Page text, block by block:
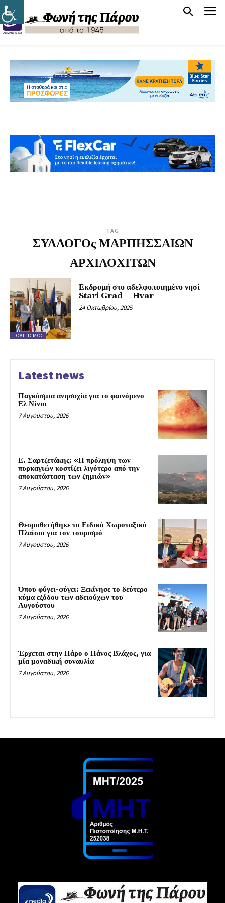
TAG
ΣΥΛΛΟΓΟς ΜΑΡΠΗΣΣΑΙΩΝ
ΑΡΧΙΛΟΧΙΤΩΝ
ΠΟΛΙΤΙΣΜΌΣ
Εκδρομή στο αδελφοποιημένο νησί
Stari Grad – Hvar
24 Οκτωβρίου, 2025
Latest news
Παγκόσμια ανησυχία για το φαινόμενο
Ελ Νίνιο
7 Αυγούστου, 2026
Ε. Σαρτζετάκης: «Η πρόληψη των
πυρκαγιών κοστίζει λιγότερο από την
αποκατάσταση των ζημιών»
7 Αυγούστου, 2026
Θεσμοθετήθηκε το Ειδικό Χωροταξικό
Πλαίσιο για τον τουρισμό
7 Αυγούστου, 2026
Όπου φύγει-φύγει: Ξεκίνησε το δεύτερο
κύμα εξόδου των αδειούχων του
Αυγούστου
7 Αυγούστου, 2026
Έρχεται στην Πάρο ο Πάνος Βλάχος, για
μία μοναδική συναυλία
7 Αυγούστου, 2026